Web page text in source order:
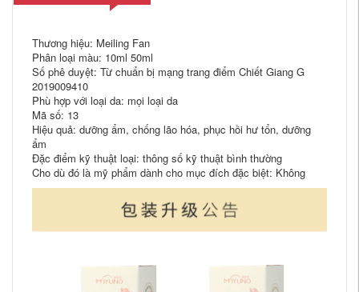
Thương hiệu: Meiling Fan
Phân loại màu: 10ml 50ml
Số phê duyệt: Từ chuẩn bị mạng trang điểm Chiết Giang G
2019009410
Phù hợp với loại da: mọi loại da
Mã số: 13
Hiệu quả: dưỡng ẩm, chống lão hóa, phục hồi hư tổn, dưỡng
ẩm
Đặc điểm kỹ thuật loại: thông số kỹ thuật bình thường
Cho dù đó là mỹ phẩm dành cho mục đích đặc biệt: Không